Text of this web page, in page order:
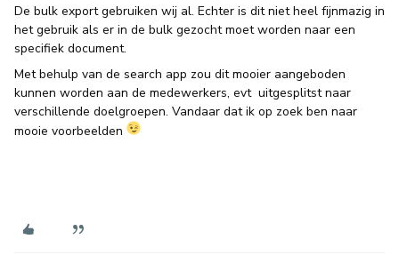
De bulk export gebruiken wij al. Echter is dit niet heel fijnmazig in
het gebruik als er in de bulk gezocht moet worden naar een
specifiek document.
Met behulp van de search app zou dit mooier aangeboden
kunnen worden aan de medewerkers, evt uitgesplitst naar
verschillende doelgroepen. Vandaar dat ik op zoek ben naar
mooie voorbeelden